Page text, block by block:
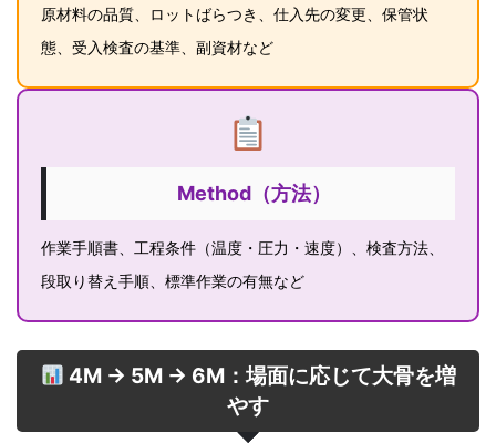
原材料の品質、ロットばらつき、仕入先の変更、保管状
態、受入検査の基準、副資材など
Method（方法）
作業手順書、工程条件（温度・圧力・速度）、検査方法、
段取り替え手順、標準作業の有無など
4M → 5M → 6M：場面に応じて大骨を増
やす